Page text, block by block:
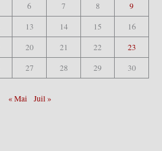
6 7 8
9
13 14 15
16
20 21 22
23
27 28 29 30
« Mai Juil »